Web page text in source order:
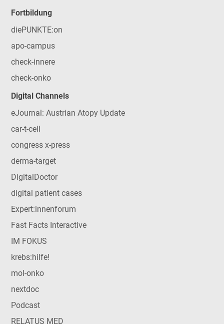
Fortbildung
diePUNKTE:on
apo-campus
check-innere
check-onko
Digital Channels
eJournal: Austrian Atopy Update
car-t-cell
congress x-press
derma-target
DigitalDoctor
digital patient cases
Expert:innenforum
Fast Facts Interactive
IM FOKUS
krebs:hilfe!
mol-onko
nextdoc
Podcast
RELATUS MED